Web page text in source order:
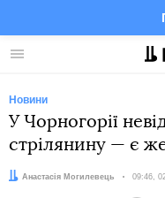
Меню
Новини
У Чорногорії
стрілянину — є
Автор:
Анастасія Могилевець Дата:
09:46,